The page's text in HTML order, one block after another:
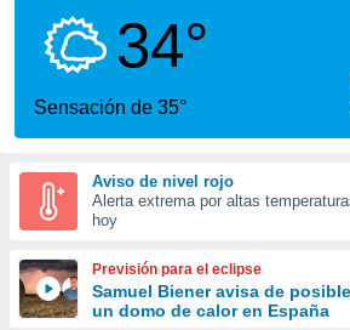
que se
calidad.
a este
las
y
forma
digital
basada
34°
Sensación de 35°
Aviso de nivel rojo
Alerta extrema por altas
hoy
Previsión para el eclipse
Samuel Biener avisa de
un domo de calor en España